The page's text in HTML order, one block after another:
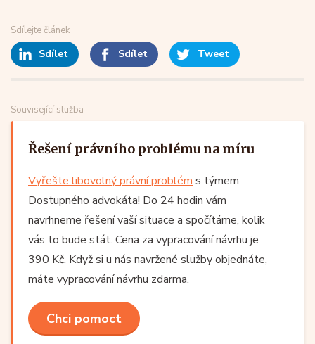
Sdílejte článek
Sdílet Sdílet Tweet
Související služba
Řešení právního problému na míru
Vyřešte libovolný právní problém s týmem
Dostupného advokáta! Do 24 hodin vám
navrhneme řešení vaší situace a spočítáme, kolik
vás to bude stát. Cena za vypracování návrhu je
390 Kč. Když si u nás navržené služby objednáte,
máte vypracování návrhu zdarma.
Chci pomoct